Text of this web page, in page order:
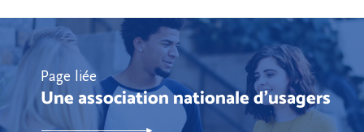
Page liée
Une association nationale d'usagers